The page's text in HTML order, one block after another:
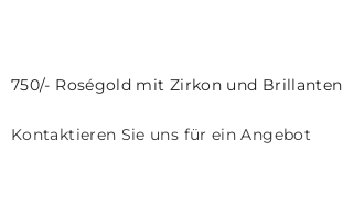
750/- Roségold mit Zirkon und Brillanten
Kontaktieren Sie uns für ein Angebot